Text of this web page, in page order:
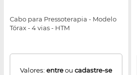
Cabo para Pressoterapia - Modelo
Tórax - 4 vias - HTM
Valores: entreou cadastre-se